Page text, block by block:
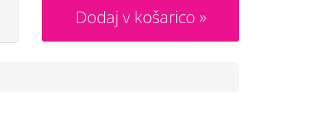
Dodaj v košarico